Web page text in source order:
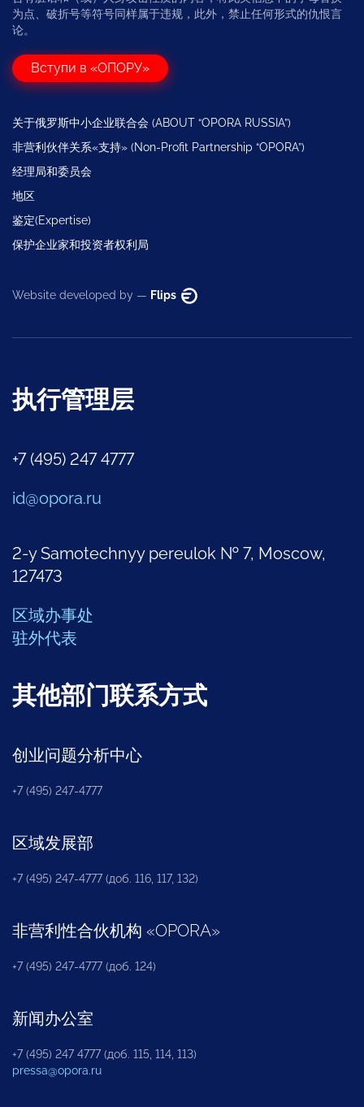
为点、破折号等符号同样属于违规，此外，禁止任何形式的仇恨言
论。
Вступи в «ОПОРУ»
关于俄罗斯中小企业联合会 (ABOUT “OPORA RUSSIA”)
非营利伙伴关系«支持» (Non-Profit Partnership “OPORA”)
经理局和委员会
地区
鉴定(Expertise)
保护企业家和投资者权利局
Website developed by — Flips
执行管理层
+7 (495) 247 4777
id@opora.ru
2-y Samotechnyy pereulok № 7, Moscow,
127473
区域办事处
驻外代表
其他部门联系方式
创业问题分析中心
+7 (495) 247-4777
区域发展部
+7 (495) 247-4777 (доб. 116, 117, 132)
非营利性合伙机构 «OPORA»
+7 (495) 247-4777 (доб. 124)
新闻办公室
+7 (495) 247 4777 (доб. 115, 114, 113)
pressa@opora.ru